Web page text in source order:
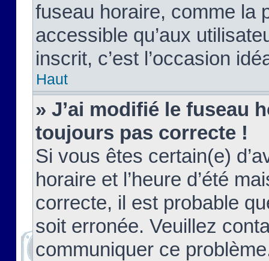
fuseau horaire, comme la
accessible qu’aux
inscrit, c’est l’occasion
Haut
» J’ai modifié le fuseau
toujours pas correcte !
Si vous êtes certain(e)
horaire et l’heure d’été
correcte, il est probable
soit erronée. Veuillez
communiquer ce